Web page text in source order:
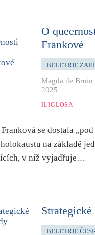
O
Frankové
BELETRIE
Magda de Bruin
2025
ILIGLOSA
se dostala
na základě
v níž vyjadřuje…
BELETRIE